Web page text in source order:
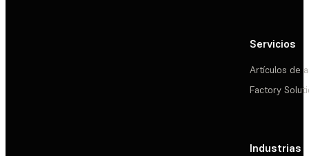
Servicios
Artículos de
Factory
Industrias